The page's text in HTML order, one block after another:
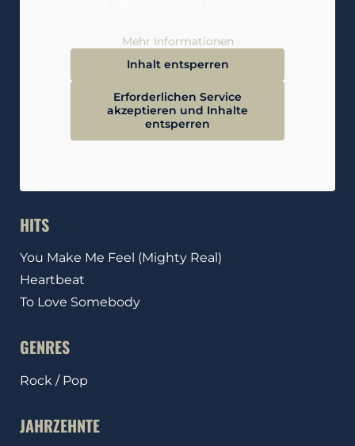
Mehr Informationen
Inhalt entsperren
Erforderlichen Service
akzeptieren und Inhalte
entsperren
HITS
You Make Me Feel (Mighty Real)
Heartbeat
To Love Somebody
GENRES
Rock / Pop
JAHRZEHNTE